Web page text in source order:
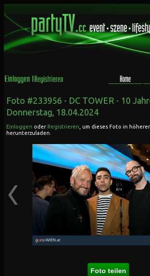
Foto #233956 - DC TOWER - 10
Donnerstag, 18.04.2024
Einloggen oder Registrieren , um dieses Foto in
herunterzuladen.
Foto teilen